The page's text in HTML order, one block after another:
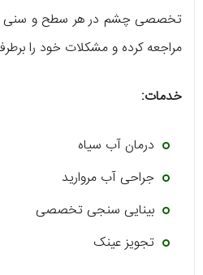
تخصصی چشم در هر سطح و سنی می
مراجعه کرده و مشکلات خود را
خدمات:
درمان آب سیاه
جراحی آب مروارید
بینایی سنجی تخصصی
تجویز عینک